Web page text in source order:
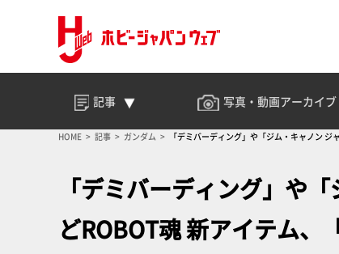
記事 写真・動画アーカイブ
HOME 記事 ガンダム 「デミバーディング」や「ジム・キャノン
「デミバーディング」や
どROBOT魂 新アイテム、